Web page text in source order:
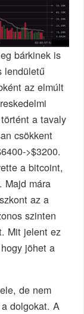
bárkinek is
lendületű
az elmúlt
a tavaly
csökkent
>$3200.
a bitcoint,
Majd mára
az a
szinten
Mit jelent ez
jöhet a
de nem
dolgokat. A